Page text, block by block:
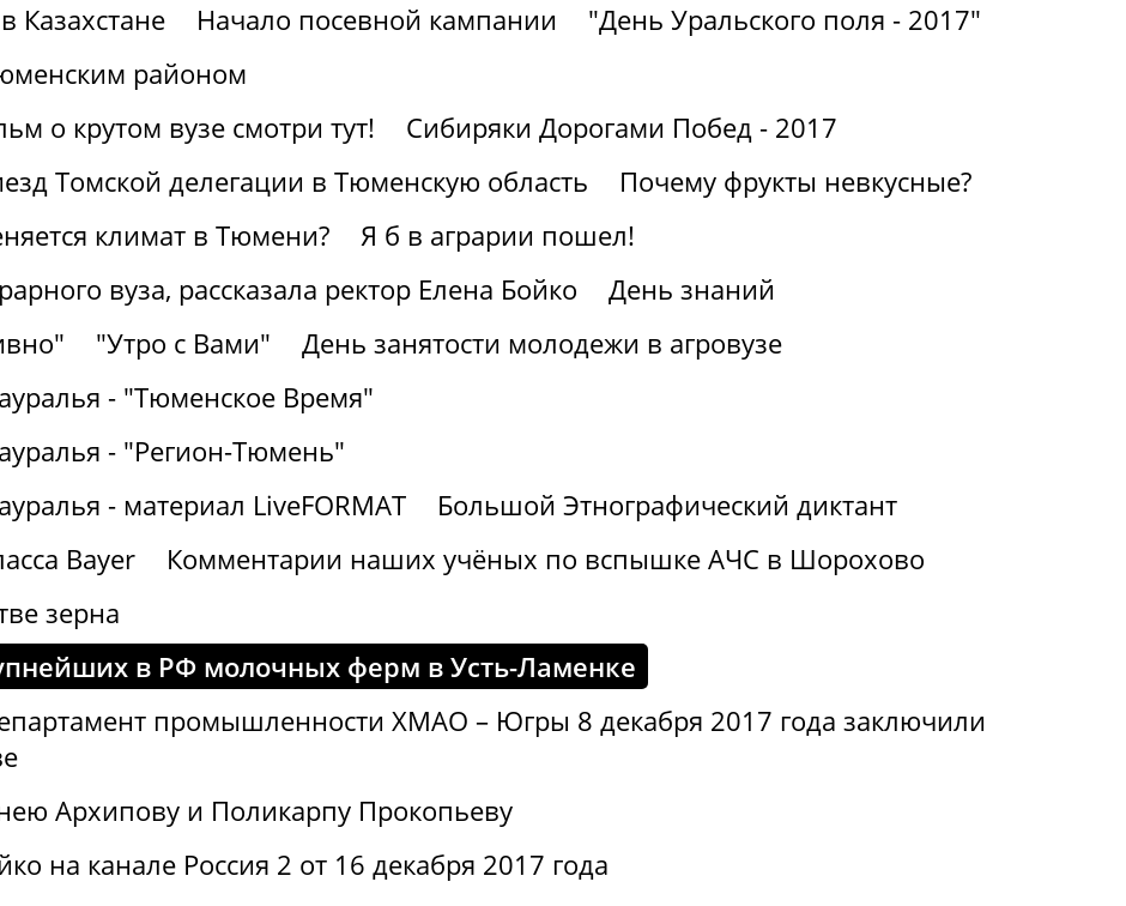
Казахстане
Начало посевной кампании
"День Уральского поля - 2017"
районом
о крутом вузе смотри тут!
Сибиряки Дорогами Побед - 2017
Томской делегации в Тюменскую область
Почему фрукты невкусные?
климат в Тюмени?
Я б в аграрии пошел!
вуза, рассказала ректор Елена Бойко
День знаний
"Утро с Вами"
День занятости молодежи в агровузе
- "Тюменское Время"
- "Регион-Тюмень"
- материал LiveFORMAT
Большой Этнографический диктант
Bayer
Комментарии наших учёных по вспышке АЧС в Шорохово
зерна
в РФ молочных ферм в Усть-Ламенке
промышленности ХМАО – Югры 8 декабря 2017 года заключили
Архипову и Поликарпу Прокопьеву
на канале Россия 2 от 16 декабря 2017 года